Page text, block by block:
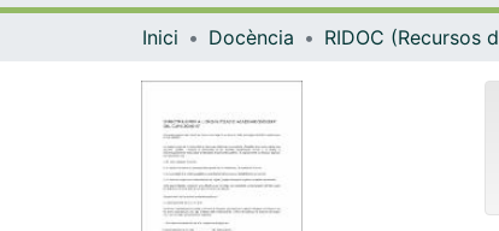
Inici Docència